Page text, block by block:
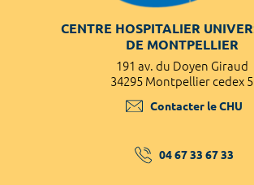
CENTRE HOSPITALIER
DE MONTPELLIER
191 av. du Doyen Giraud
34295 Montpellier cedex 5
Contacter le CHU
04 67 33 67 33